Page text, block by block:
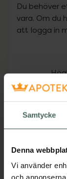
Samtycke
Denna
Vi använder
Du behöver
vara. Om du
att logga in